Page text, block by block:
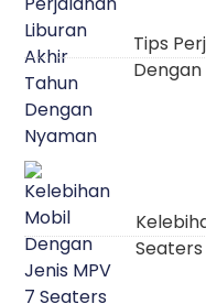
Tips
Seaters